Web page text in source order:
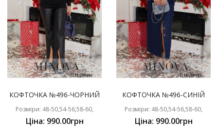
КОФТОЧКА №496-ЧОРНИЙ
Розміри: 48-50,54-56,58-60,
Ціна: 990.00грн
КОФТОЧКА №496-СИНІЙ
Розміри: 48-50,54-56,58-60,
Ціна: 990.00грн